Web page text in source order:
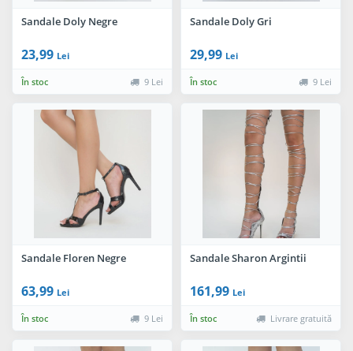
Sandale Doly Negre
23,99 Lei
În stoc 9 Lei
Sandale Doly Gri
29,99 Lei
În stoc 9 Lei
Sandale Floren Negre
63,99 Lei
În stoc 9 Lei
Sandale Sharon Argintii
161,99 Lei
În stoc Livrare gratuită